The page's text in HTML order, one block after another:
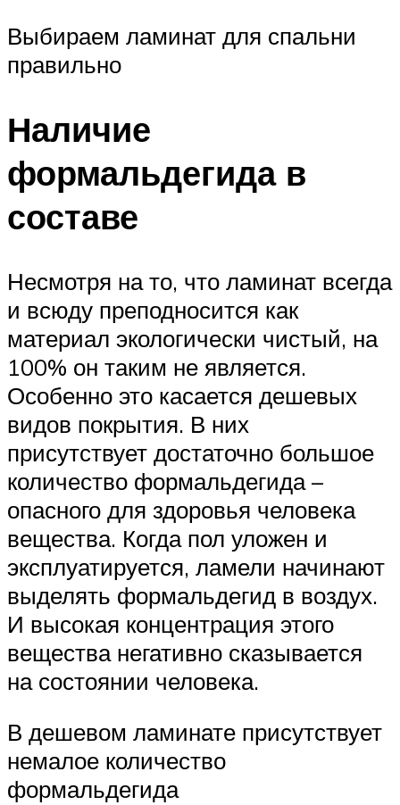
Выбираем ламинат для спальни
правильно
Наличие
формальдегида в
составе
Несмотря на то, что ламинат всегда
и всюду преподносится как
материал экологически чистый, на
100% он таким не является.
Особенно это касается дешевых
видов покрытия. В них
присутствует достаточно большое
количество формальдегида –
опасного для здоровья человека
вещества. Когда пол уложен и
эксплуатируется, ламели начинают
выделять формальдегид в воздух.
И высокая концентрация этого
вещества негативно сказывается
на состоянии человека.
В дешевом ламинате присутствует
немалое количество
формальдегида